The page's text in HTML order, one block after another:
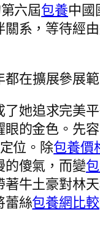
六屆包養中國
關系，等待經
在擴展參展範
她追求完美
的金色。先
定位。除包養價
傻氣，而變
牛土豪對林
蕾絲包養網比較